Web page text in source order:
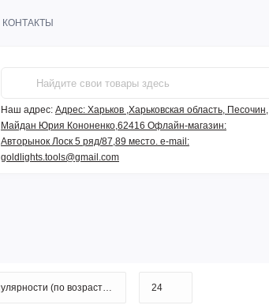
КОНТАКТЫ
Наш адрес: Адрес: Харьков ,Харьковская область, Песочин,
Майдан Юрия Кононенко,62416 Офлайн-магазин:
Авторынок Лоск 5 ряд/87,89 место. e-mail:
goldlights.tools@gmail.com